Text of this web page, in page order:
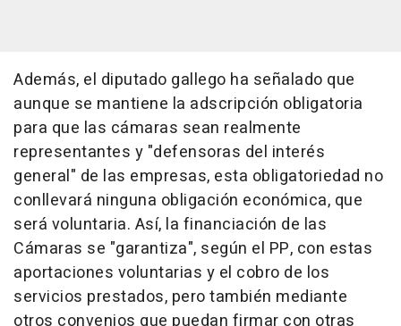
Además, el diputado gallego ha señalado que
aunque se mantiene la adscripción obligatoria
para que las cámaras sean realmente
representantes y "defensoras del interés
general" de las empresas, esta obligatoriedad no
conllevará ninguna obligación económica, que
será voluntaria. Así, la financiación de las
Cámaras se "garantiza", según el PP, con estas
aportaciones voluntarias y el cobro de los
servicios prestados, pero también mediante
otros convenios que puedan firmar con otras